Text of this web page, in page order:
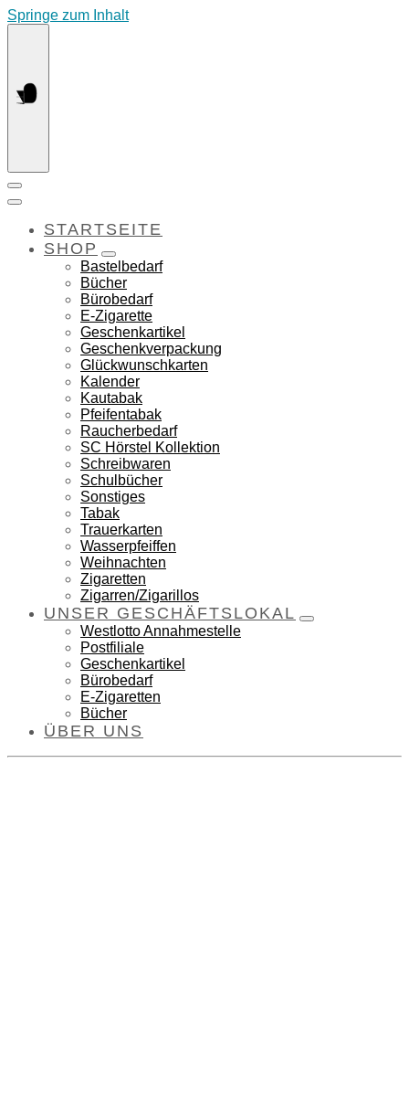
Springe zum Inhalt
STARTSEITE
SHOP
Bastelbedarf
Bücher
Bürobedarf
E-Zigarette
Geschenkartikel
Geschenkverpackung
Glückwunschkarten
Kalender
Kautabak
Pfeifentabak
Raucherbedarf
SC Hörstel Kollektion
Schreibwaren
Schulbücher
Sonstiges
Tabak
Trauerkarten
Wasserpfeiffen
Weihnachten
Zigaretten
Zigarren/Zigarillos
UNSER GESCHÄFTSLOKAL
Westlotto Annahmestelle
Postfiliale
Geschenkartikel
Bürobedarf
E-Zigaretten
Bücher
ÜBER UNS